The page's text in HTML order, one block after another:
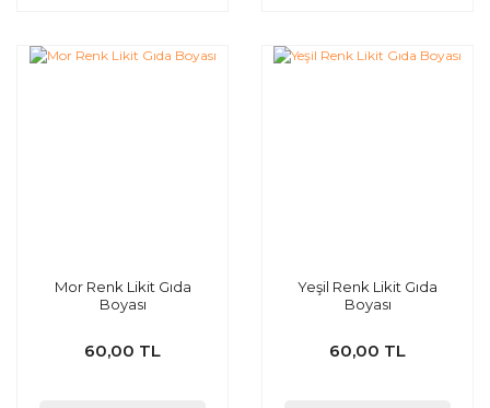
Mor Renk Likit Gıda
Boyası
60,00 TL
Yeşil Renk Likit Gıda
Boyası
60,00 TL